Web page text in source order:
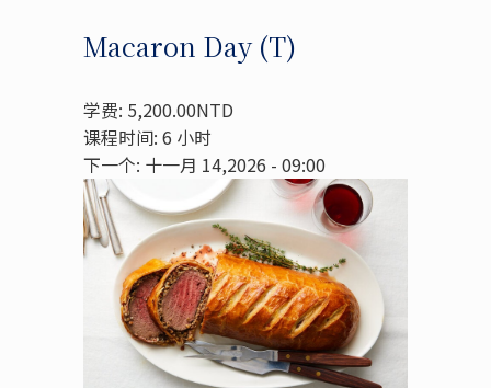
Macaron Day (T)
学费: 5,200.00NTD
课程时间: 6 小时
下一个: 十一月 14,2026 - 09:00